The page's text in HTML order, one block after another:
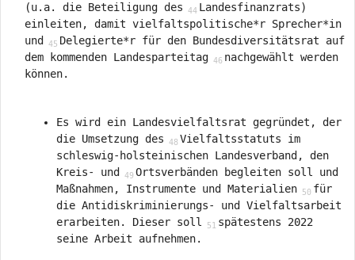
(u.a. die Beteiligung des
Landesfinanzrats)
einleiten, damit vielfaltspolitische*r Sprecher*in
und
Delegierte*r für den Bundesdiversitätsrat auf
dem kommenden Landesparteitag
nachgewählt werden
können.
Es wird ein Landesvielfaltsrat gegründet, der
die Umsetzung des
Vielfaltsstatuts im
schleswig-holsteinischen Landesverband, den
Kreis- und
Ortsverbänden begleiten soll und
Maßnahmen, Instrumente und Materialien
für
die Antidiskriminierungs- und Vielfaltsarbeit
erarbeiten. Dieser soll
spätestens 2022
seine Arbeit aufnehmen.